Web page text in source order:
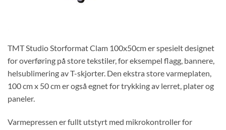
TMT Studio Storformat Clam 100x50cm er spesielt designet
for overføring på store tekstiler, for eksempel flagg, bannere,
helsublimering av T-skjorter. Den ekstra store varmeplaten,
100 cm x 50 cm er også egnet for trykking av lerret, plater og
paneler.
Varmepressen er fullt utstyrt med mikrokontroller for